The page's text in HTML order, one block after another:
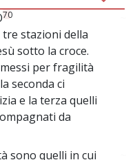
70
stazioni della
sotto la croce.
per fragilità
seconda ci
e la terza quelli
da
sono quelli in cui